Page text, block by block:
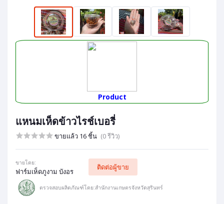
Product
แหนมเห็ดข้าวไรช์เบอรี่
ขายแล้ว 16 ชิ้น (0 รีวิว)
ขายโดย:
ฟาร์มเห็ดภูงาม บังอร
ติดต่อผู้ขาย
ตรวจสอบผลิตภัณฑ์โดย:สำนักงานเกษตรจังหวัดสุรินทร์